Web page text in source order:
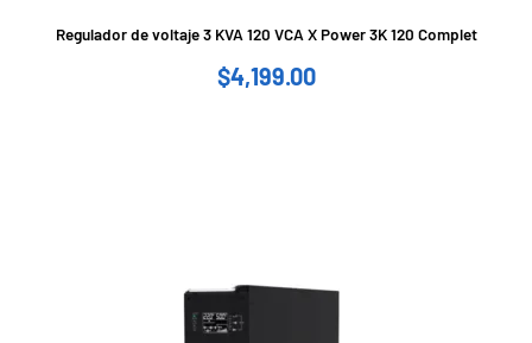
Regulador de voltaje 3 KVA 120 VCA X Power 3K 120 Complet
$4,199.00